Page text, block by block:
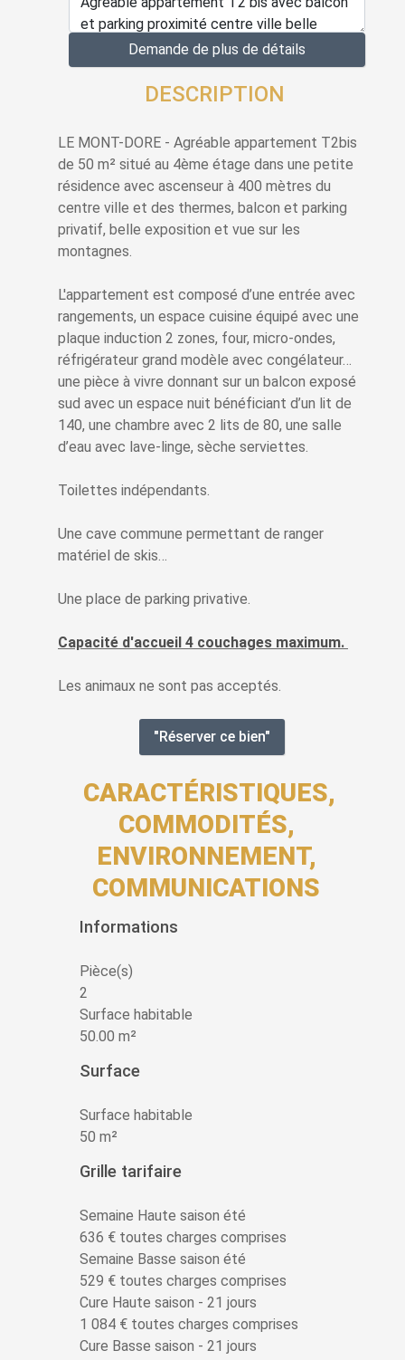
Demande de plus de détails
DESCRIPTION
LE MONT-DORE - Agréable appartement T2bis
de 50 m² situé au 4ème étage dans une petite
résidence avec ascenseur à 400 mètres du
centre ville et des thermes, balcon et parking
privatif, belle exposition et vue sur les
montagnes.
L'appartement est composé d’une entrée avec
rangements, un espace cuisine équipé avec une
plaque induction 2 zones, four, micro-ondes,
réfrigérateur grand modèle avec congélateur…
une pièce à vivre donnant sur un balcon exposé
sud avec un espace nuit bénéficiant d’un lit de
140, une chambre avec 2 lits de 80, une salle
d’eau avec lave-linge, sèche serviettes.
Toilettes indépendants.
Une cave commune permettant de ranger
matériel de skis…
Une place de parking privative.
Capacité d'accueil 4 couchages maximum.
Les animaux ne sont pas acceptés.
"Réserver ce bien"
CARACTÉRISTIQUES,
COMMODITÉS,
ENVIRONNEMENT,
COMMUNICATIONS
Informations
Pièce(s)
2
Surface habitable
50.00 m²
Surface
Surface habitable
50 m²
Grille tarifaire
Semaine Haute saison été
636 € toutes charges comprises
Semaine Basse saison été
529 € toutes charges comprises
Cure Haute saison - 21 jours
1 084 € toutes charges comprises
Cure Basse saison - 21 jours